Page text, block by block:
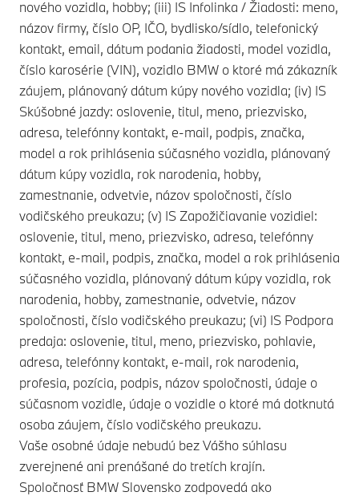
nového vozidla, hobby; (iii) IS Infolinka / Žiadosti: meno,
názov firmy, číslo OP, IČO, bydlisko/sídlo, telefonický
kontakt, email, dátum podania žiadosti, model vozidla,
číslo karosérie (VIN), vozidlo BMW o ktoré má zákazník
záujem, plánovaný dátum kúpy nového vozidla; (iv) IS
Skúšobné jazdy: oslovenie, titul, meno, priezvisko,
adresa, telefónny kontakt, e-mail, podpis, značka,
model a rok prihlásenia súčasného vozidla, plánovaný
dátum kúpy vozidla, rok narodenia, hobby,
zamestnanie, odvetvie, názov spoločnosti, číslo
vodičského preukazu; (v) IS Zapožičiavanie vozidiel:
oslovenie, titul, meno, priezvisko, adresa, telefónny
kontakt, e-mail, podpis, značka, model a rok prihlásenia
súčasného vozidla, plánovaný dátum kúpy vozidla, rok
narodenia, hobby, zamestnanie, odvetvie, názov
spoločnosti, číslo vodičského preukazu; (vi) IS Podpora
predaja: oslovenie, titul, meno, priezvisko, pohlavie,
adresa, telefónny kontakt, e-mail, rok narodenia,
profesia, pozícia, podpis, názov spoločnosti, údaje o
súčasnom vozidle, údaje o vozidle o ktoré má dotknutá
osoba záujem, číslo vodičského preukazu.
Vaše osobné údaje nebudú bez Vášho súhlasu
zverejnené ani prenášané do tretích krajín.
Spoločnosť BMW Slovensko zodpovedá ako